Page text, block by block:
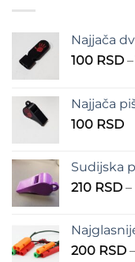
Najjača
100 RSD –
Najjača
100 RSD
Sudijska
210 RSD –
200 RSD –